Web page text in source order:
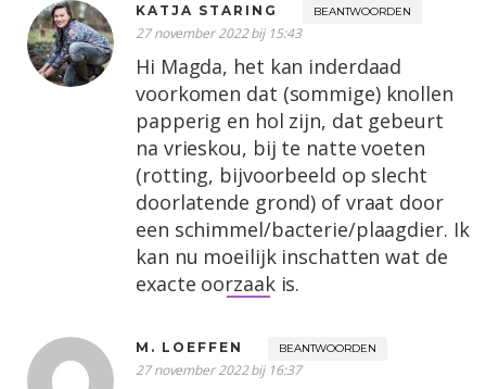
KATJA STARING BEANTWOORDEN
27 november 2022 bij 15:43
Hi Magda, het kan inderdaad
voorkomen dat (sommige) knollen
papperig en hol zijn, dat gebeurt
na vrieskou, bij te natte voeten
(rotting, bijvoorbeeld op slecht
doorlatende grond) of vraat door
een schimmel/bacterie/plaagdier. Ik
kan nu moeilijk inschatten wat de
exacte oorzaak is.
M. LOEFFEN BEANTWOORDEN
27 november 2022 bij 16:37